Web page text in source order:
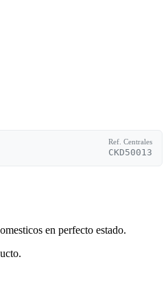
Ref. Centrales
CKD50013
en perfecto estado.